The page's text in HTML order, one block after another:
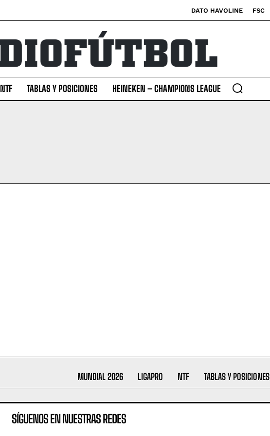
DATO HAVOLINE FSC
NTF TABLAS Y POSICIONES HEINEKEN – CHAMPIONS LEAGUE
MUNDIAL 2026 LIGAPRO NTF TABLAS Y POSICIONES
SÍGUENOS EN NUESTRAS REDES